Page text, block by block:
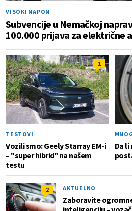
VISOKI NAPON
Subvencije u Nemačkoj
100.000 prijava za električne
1
TESTOVI
Vozili smo: Geely Starray EM-i
– "super hibrid" na našem
testu
Da li
2 AKTUELNO
Zaboravite
inteligenciju –